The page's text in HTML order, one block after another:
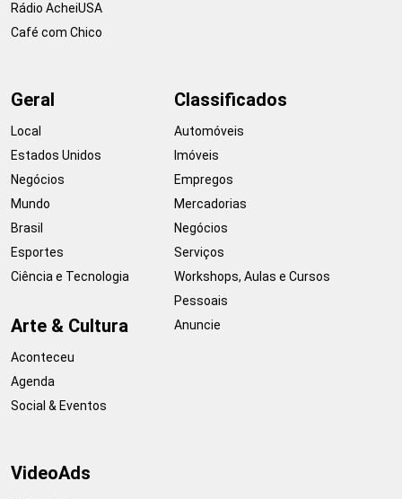
Rádio AcheiUSA
Café com Chico
Geral
Local
Estados Unidos
Negócios
Mundo
Brasil
Esportes
Ciência e Tecnologia
Arte & Cultura
Aconteceu
Agenda
Social & Eventos
Classificados
Automóveis
Imóveis
Empregos
Mercadorias
Negócios
Serviços
Workshops, Aulas e Cursos
Pessoais
Anuncie
VideoAds